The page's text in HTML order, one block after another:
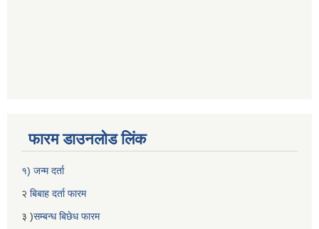
फारम डाउनलोड लिंक
१) जन्म दर्ता
२ बिबाह दर्ता फारम
३ )सम्बन्ध बिछेध फारम